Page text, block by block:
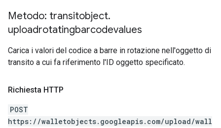
Metodo: transitobject.
uploadrotatingbarcodevalues
Carica i valori del codice a barre in rotazione nell'oggetto di
transito a cui fa riferimento l'ID oggetto specificato.
Richiesta HTTP
POST
https://walletobjects.googleapis.com/upload/wall